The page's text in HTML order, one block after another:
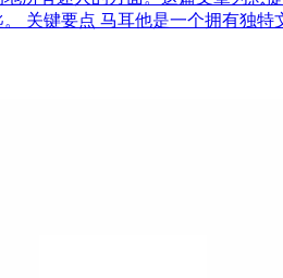
关键要点 马耳他是一个拥有独特